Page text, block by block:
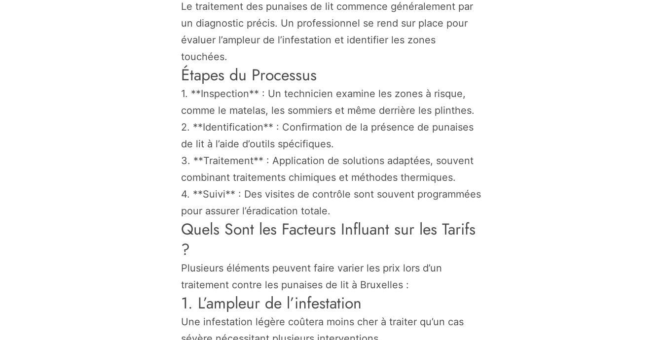
Le traitement des punaises de lit commence généralement par
un diagnostic précis. Un professionnel se rend sur place pour
évaluer l’ampleur de l’infestation et identifier les zones
touchées.
Étapes du Processus
1. **Inspection** : Un technicien examine les zones à risque,
comme le matelas, les sommiers et même derrière les plinthes.
2. **Identification** : Confirmation de la présence de punaises
de lit à l’aide d’outils spécifiques.
3. **Traitement** : Application de solutions adaptées, souvent
combinant traitements chimiques et méthodes thermiques.
4. **Suivi** : Des visites de contrôle sont souvent programmées
pour assurer l’éradication totale.
Quels Sont les Facteurs Influant sur les Tarifs
?
Plusieurs éléments peuvent faire varier les prix lors d’un
traitement contre les punaises de lit à Bruxelles :
1. L’ampleur de l’infestation
Une infestation légère coûtera moins cher à traiter qu’un cas